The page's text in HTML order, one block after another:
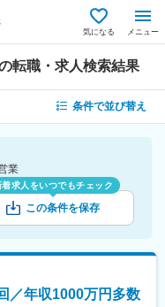
気になる メニュー
転職・求人検索結果
条件で並び替え
業
着求人をいつでもチェック
この条件を保存
／年収1000万円多数